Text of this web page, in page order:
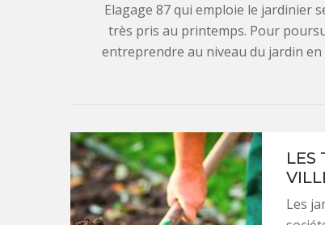
Elagage 87 qui emploie le jardinier
très pris au printemps. Pour
entreprendre au niveau du jardin
LES
Les